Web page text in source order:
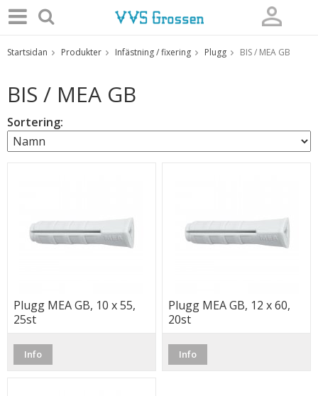
Startsidan Produkter Infästning / fixering Plugg BIS / MEA GB
BIS / MEA GB
Sortering:
Plugg MEA GB, 10 x 55,
25st
Info
Plugg MEA GB, 12 x 60,
20st
Info